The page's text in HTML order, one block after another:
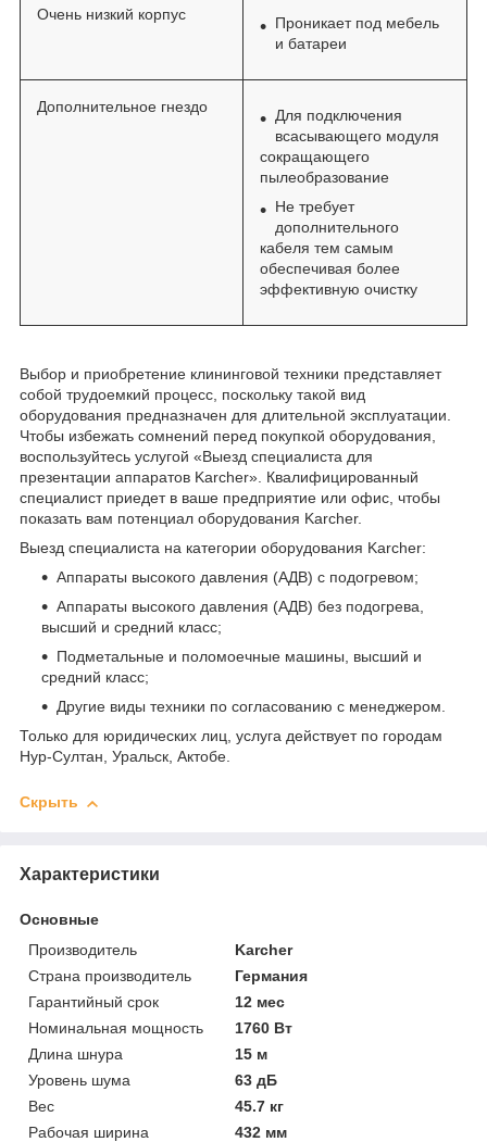
Очень низкий корпус
Проникает под мебель
и батареи
Дополнительное гнездо
Для подключения
всасывающего модуля
сокращающего
пылеобразование
Не требует
дополнительного
кабеля тем самым
обеспечивая более
эффективную очистку
Выбор и приобретение клининговой техники представляет
собой трудоемкий процесс, поскольку такой вид
оборудования предназначен для длительной эксплуатации.
Чтобы избежать сомнений перед покупкой оборудования,
воспользуйтесь услугой «Выезд специалиста для
презентации аппаратов Karcher». Квалифицированный
специалист приедет в ваше предприятие или офис, чтобы
показать вам потенциал оборудования Karcher.
Выезд специалиста на категории оборудования Karcher:
Аппараты высокого давления (АДВ) с подогревом;
Аппараты высокого давления (АДВ) без подогрева,
высший и средний класс;
Подметальные и поломоечные машины, высший и
средний класс;
Другие виды техники по согласованию с менеджером.
Только для юридических лиц, услуга действует по городам
Нур-Султан, Уральск, Актобе.
Скрыть
Характеристики
Основные
Производитель
Karcher
Страна производитель
Германия
Гарантийный срок
12 мес
Номинальная мощность
1760 Вт
Длина шнура
15 м
Уровень шума
63 дБ
Вес
45.7 кг
Рабочая ширина
432 мм